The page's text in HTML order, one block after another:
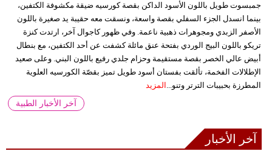
جمبسوت طويل باللون الأسود الداكن بقصة كورسيه ضيقة مكشوفة الكتفين،
بينما انسدل الجزء السفلي بقصة واسعة، ونسقت معه حقيبة يد صغيرة باللون
الأصفر الزبدي ومجوهرات ذهبية ناعمة. وفي ظهور كاجوال آخر، ارتدت كنزة
تريكو باللون البيج الوردي بفتحة عنق مائلة كشفت عن أحد الكتفين، مع بنطال
أبيض عالي الخصر بقصة مستقيمة وحزام جلدي رفيع باللون البني. وعلى صعيد
الإطلالات الفخمة، تألقت بفستان أسود طويل تميز بقصّة الكورسيه العلوية
المطرزة بحبيبات الترتر وتنو... المزيد
آخر الأخبار الطبية
آخر الأخبار